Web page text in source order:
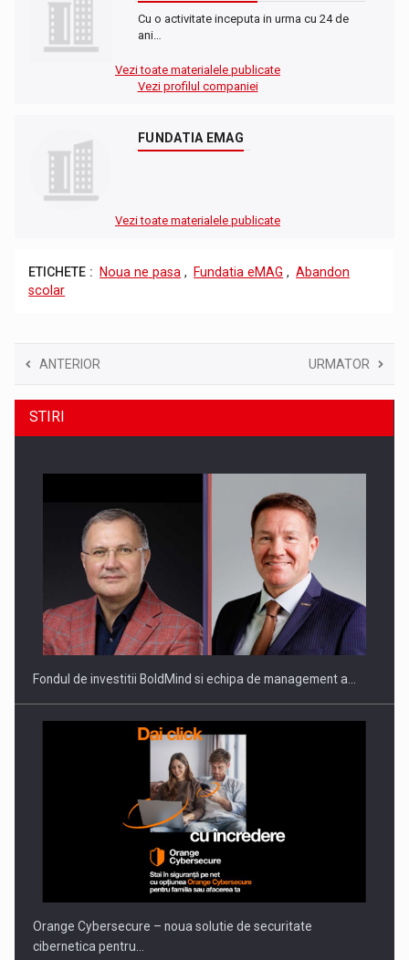
Cu o activitate inceputa in urma cu 24 de
ani…
Vezi toate materialele publicate
Vezi profilul companiei
FUNDATIA EMAG
Vezi toate materialele publicate
ETICHETE : Noua ne pasa , Fundatia eMAG , Abandon
scolar
ANTERIOR URMATOR
STIRI
Fondul de investitii BoldMind si echipa de management a…
Orange Cybersecure – noua solutie de securitate
cibernetica pentru…